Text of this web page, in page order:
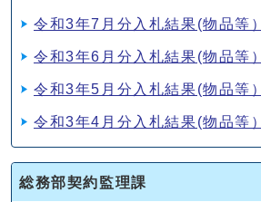
令和3年7月分入札結果(物品等）
令和3年6月分入札結果(物品等）
令和3年5月分入札結果(物品等）
令和3年4月分入札結果(物品等）
総務部契約監理課